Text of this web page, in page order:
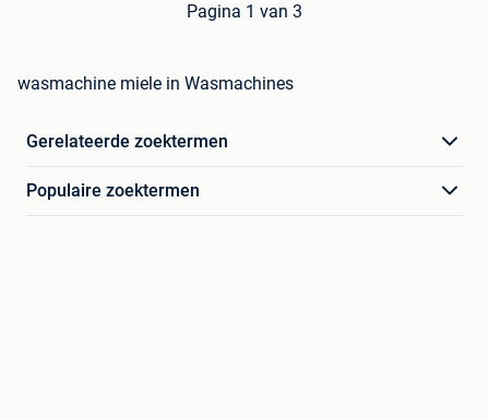
Pagina 1 van 3
wasmachine miele in Wasmachines
Gerelateerde zoektermen
Populaire zoektermen